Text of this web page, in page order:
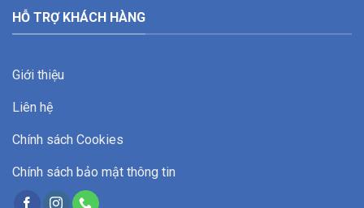
HỖ TRỢ KHÁCH HÀNG
Giới thiệu
Liên hệ
Chính sách Cookies
Chính sách bảo mật thông tin